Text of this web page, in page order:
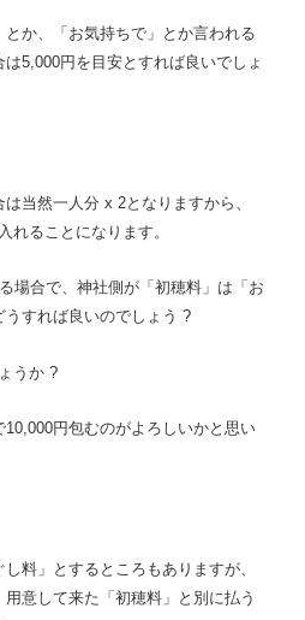
か、「お気持ちで」とか言われる
5,000円を目安とすれば良いでしょ
当然一人分 x 2となりますから、
れることになります。
場合で、神社側が「初穂料」は「お
すれば良いのでしょう ?
うか ?
10,000円包むのがよろしいかと思い
料」とするところもありますが、
用意して来た「初穂料」と別に払う